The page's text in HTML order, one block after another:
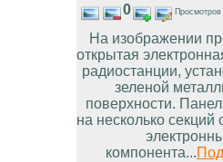
0 Просмотров
На изображении
открытая
радиостанции,
зеленой
поверхности.
на несколько секций
компонента...